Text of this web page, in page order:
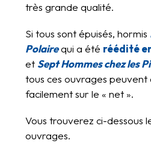
très grande qualité.
Si tous sont épuisés, hormis
Polairequi a été réédité
et Sept Hommes chez les
tous ces ouvrages peuvent
facilement sur le « net ».
Vous trouverez ci-dessous
ouvrages.